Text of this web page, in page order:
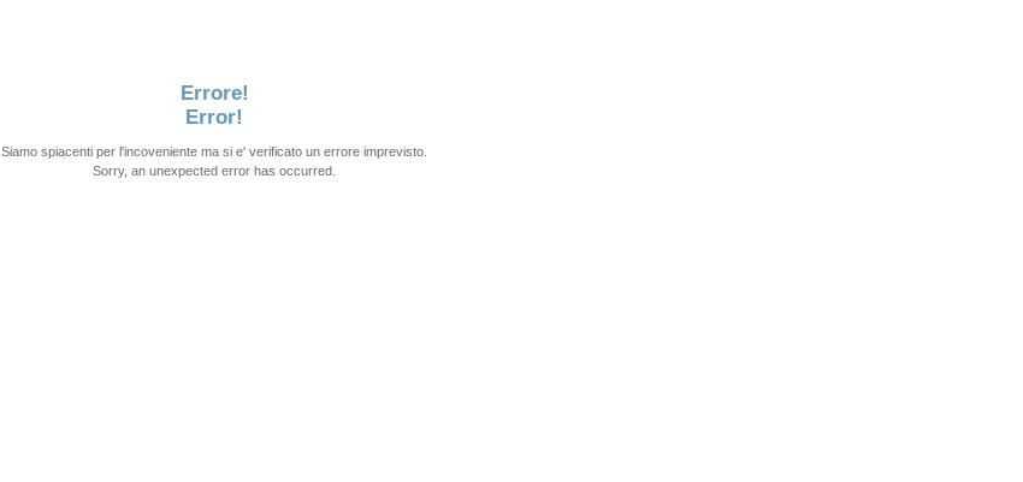
Errore!
Error!
Siamo spiacenti per l'incoveniente ma si e' verificato un errore imprevisto.
Sorry, an unexpected error has occurred.